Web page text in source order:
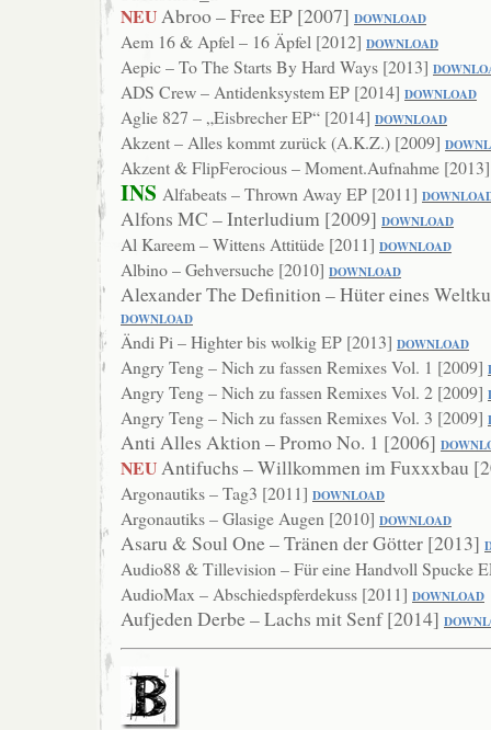
NEUAbroo – Free EP [2007] DOWNLOAD
Aem 16 & Apfel – 16 Äpfel [2012] DOWNLOAD
Aepic – To The Starts By Hard Ways [2013] DOWN
ADS Crew – Antidenksystem EP [2014] DOWNLOAD
Aglie 827 – „Eisbrecher EP“ [2014] DOWNLOAD
Akzent – Alles kommt zurück (A.K.Z.) [2009]
Akzent & FlipFerocious – Moment.Aufnahme
INS Alfabeats – Thrown Away EP [2011]
Alfons MC – Interludium [2009] DOWNLOAD
Al Kareem – Wittens Attitüde [2011] DOWNLOAD
Albino – Gehversuche [2010] DOWNLOAD
Alexander The Definition – Hüter eines
DOWNLOAD
Ändi Pi – Highter bis wolkig EP [2013] DOWNLOAD
Angry Teng – Nich zu fassen Remixes Vol. 1 [2009]
Angry Teng – Nich zu fassen Remixes Vol. 2 [2009]
Angry Teng – Nich zu fassen Remixes Vol. 3 [2009]
Anti Alles Aktion – Promo No. 1 [2006] DOWNL
NEUAntifuchs – Willkommen im Fuxxxbau
Argonautiks – Tag3 [2011] DOWNLOAD
Argonautiks – Glasige Augen [2010] DOWNLOAD
Asaru & Soul One – Tränen der Götter [2013]
Audio88 & Tillevision – Für eine Handvoll Spucke
AudioMax – Abschiedspferdekuss [2011] DOWNLOAD
Aufjeden Derbe – Lachs mit Senf [2014] DO